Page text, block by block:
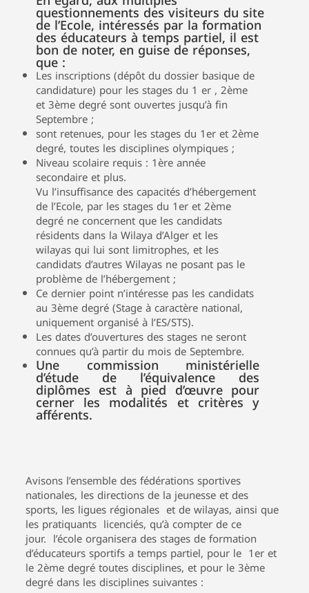
questionnements des visiteurs du site
de l’Ecole, intéressés par la formation
des éducateurs à temps partiel, il est
bon de noter, en guise de réponses,
que :
Les inscriptions (dépôt du dossier basique de
candidature) pour les stages du 1 er , 2ème
et 3ème degré sont ouvertes jusqu’à fin
Septembre ;
sont retenues, pour les stages du 1er et 2ème
degré, toutes les disciplines olympiques ;
Niveau scolaire requis : 1ère année
secondaire et plus.
Vu l’insuffisance des capacités d’hébergement
de l’Ecole, par les stages du 1er et 2ème
degré ne concernent que les candidats
résidents dans la Wilaya d’Alger et les
wilayas qui lui sont limitrophes, et les
candidats d’autres Wilayas ne posant pas le
problème de l’hébergement ;
Ce dernier point n’intéresse pas les candidats
au 3ème degré (Stage à caractère national,
uniquement organisé à l’ES/STS).
Les dates d’ouvertures des stages ne seront
connues qu’à partir du mois de Septembre.
Une commission ministérielle
d’étude de l’équivalence des
diplômes est à pied d’œuvre pour
cerner les modalités et critères y
afférents.
Avisons l’ensemble des fédérations sportives
nationales, les directions de la jeunesse et des
sports, les ligues régionales et de wilayas, ainsi que
les pratiquants licenciés, qu’à compter de ce
jour. l’école organisera des stages de formation
d’éducateurs sportifs a temps partiel, pour le 1er et
le 2ème degré toutes disciplines, et pour le 3ème
degré dans les disciplines suivantes :